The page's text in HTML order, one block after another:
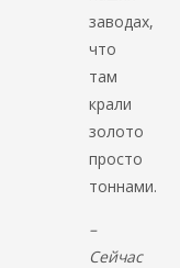
заводах,
что
там
крали
золото
просто
тоннами.
–
Сейчас